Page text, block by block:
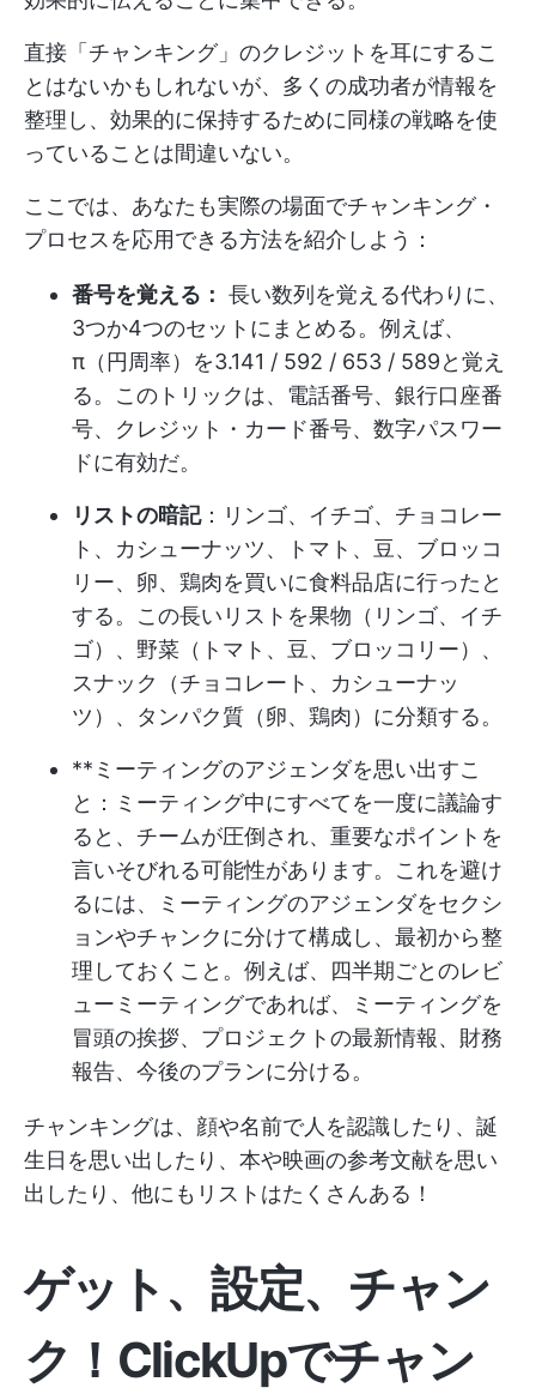
直接「チャンキング」のクレジットを耳にするこ
とはないかもしれないが、多くの成功者が情報を
整理し、効果的に保持するために同様の戦略を使
っていることは間違いない。
ここでは、あなたも実際の場面でチャンキング・
プロセスを応用できる方法を紹介しよう：
番号を覚える： 長い数列を覚える代わりに、
3つか4つのセットにまとめる。例えば、
π（円周率）を3.141 / 592 / 653 / 589と覚え
る。このトリックは、電話番号、銀行口座番
号、クレジット・カード番号、数字パスワー
ドに有効だ。
リストの暗記：リンゴ、イチゴ、チョコレー
ト、カシューナッツ、トマト、豆、ブロッコ
リー、卵、鶏肉を買いに食料品店に行ったと
する。この長いリストを果物（リンゴ、イチ
ゴ）、野菜（トマト、豆、ブロッコリー）、
スナック（チョコレート、カシューナッ
ツ）、タンパク質（卵、鶏肉）に分類する。
**ミーティングのアジェンダを思い出すこ
と：ミーティング中にすべてを一度に議論す
ると、チームが圧倒され、重要なポイントを
言いそびれる可能性があります。これを避け
るには、ミーティングのアジェンダをセクシ
ョンやチャンクに分けて構成し、最初から整
理しておくこと。例えば、四半期ごとのレビ
ューミーティングであれば、ミーティングを
冒頭の挨拶、プロジェクトの最新情報、財務
報告、今後のプランに分ける。
チャンキングは、顔や名前で人を認識したり、誕
生日を思い出したり、本や映画の参考文献を思い
出したり、他にもリストはたくさんある！
ゲット、設定、チャン
ク！ClickUpでチャン